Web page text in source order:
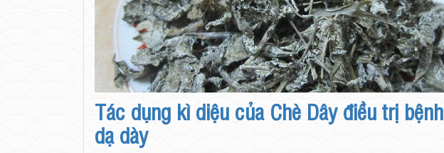
Tác dụng kì diệu của Chè Dây điều trị bệnh
dạ dày